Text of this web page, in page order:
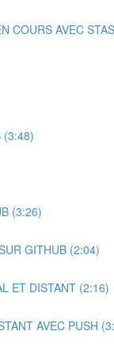
COURS AVEC
(3:48)
(3:26)
GITHUB (2:04)
ET DISTANT (2:16)
AVEC PUSH